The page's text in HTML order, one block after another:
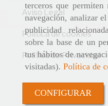
terceros que
navegación, analizar
publicidad
sobre la base de un
tus hábitos de
visitadas). Política de
CONFIGURAR
Aviso Legal
Política de cookies
Política de Privacidad